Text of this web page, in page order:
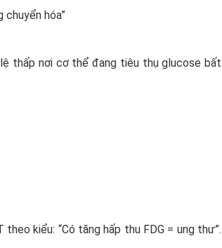
chuyển hóa”
thấp nơi cơ thể đang tiêu thụ glucose bất
kiểu: “Có tăng hấp thu FDG = ung thư”.